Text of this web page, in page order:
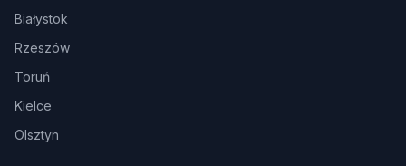
Białystok
Rzeszów
Toruń
Kielce
Olsztyn